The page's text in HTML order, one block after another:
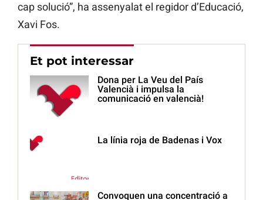
cap solució”, ha assenyalat el regidor d’Educació,
Xavi Fos.
Et pot interessar
Dona per La Veu del País
Valencià i impulsa la
comunicació en valencià!
La línia roja de Badenas i Vox
Convoquen una concentració a